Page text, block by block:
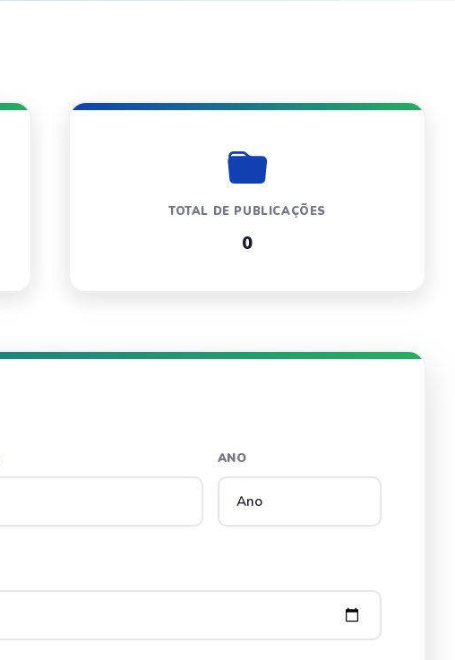
TOTAL DE PUBLICAÇÕES
0
ANO